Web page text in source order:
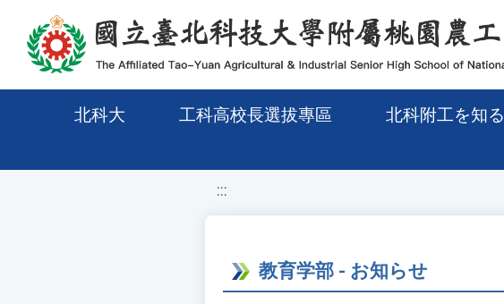
移至網頁之主要內容區位置
北科大 工科高校長選拔專區 北科附工を知る
:::
教育学部 - お知らせ